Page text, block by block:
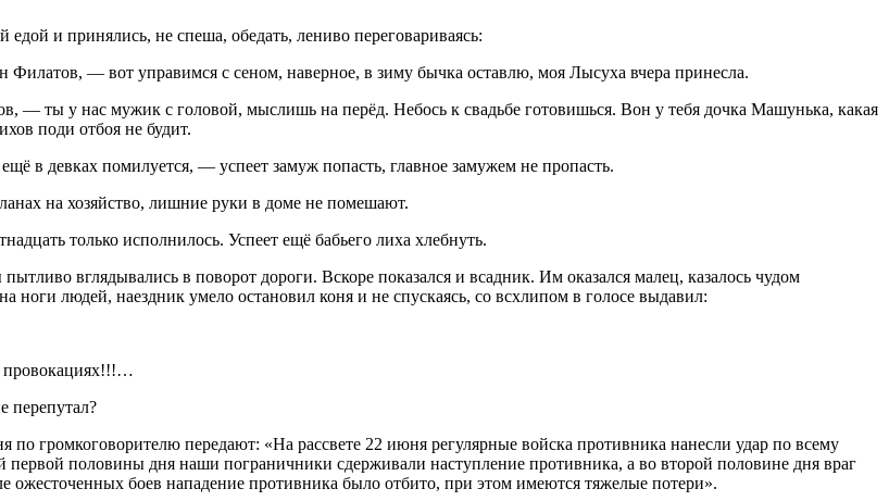
едой и принялись, не спеша, обедать, лениво переговариваясь:
— вот управимся с сеном, наверное, в зиму бычка оставлю, моя Лысуха вчера принесла.
ты у нас мужик с головой, мыслишь на перёд. Небось к свадьбе готовишься. Вон у тебя дочка Машунька, какая
поди отбоя не будит.
девках помилуется, — успеет замуж попасть, главное замужем не пропасть.
на хозяйство, лишние руки в доме не помешают.
только исполнилось. Успеет ещё бабьего лиха хлебнуть.
вглядывались в поворот дороги. Вскоре показался и всадник. Им оказался малец, казалось чудом
людей, наездник умело остановил коня и не спускаясь, со всхлипом в голосе выдавил:
провокациях!!!…
перепутал?
громкоговорителю передают: «На рассвете 22 июня регулярные войска противника нанесли удар по всему
половины дня наши пограничники сдерживали наступление противника, а во второй половине дня враг
ожесточенных боев нападение противника было отбито, при этом имеются тяжелые потери».